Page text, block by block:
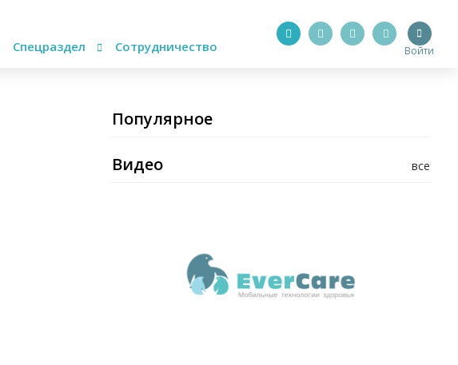
Спецраздел Сотрудничество Войти
Популярное
все
Видео